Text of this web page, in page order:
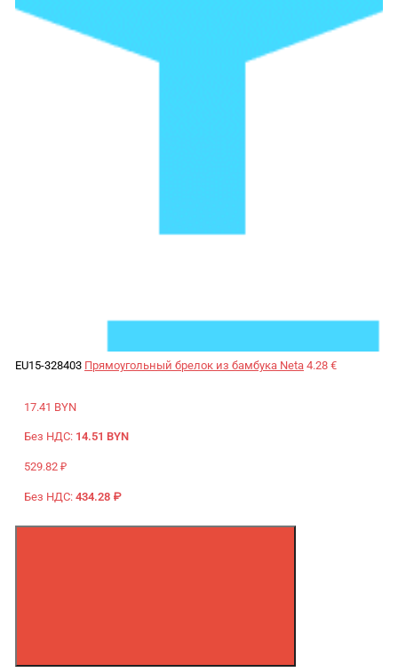
EU15-328403 Прямоугольный брелок из бамбука Neta 4.28 €
17.41 BYN
Без НДС: 14.51 BYN
529.82 ₽
Без НДС: 434.28 ₽